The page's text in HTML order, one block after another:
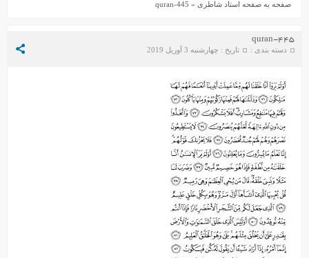
صفحه به صفحه استاد شاطری »
quran-445
quran-445
دسته بندی : تاریخ : چهارشنبه 3 آوریل 2019